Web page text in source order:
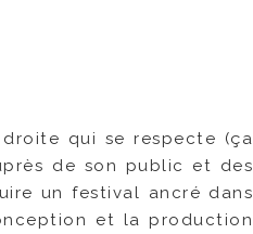
qui se respecte (ça
de son public et des
un festival ancré dans
et la production